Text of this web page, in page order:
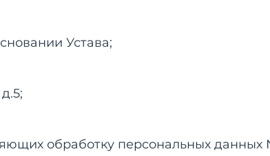
Устава;
обработку персональных